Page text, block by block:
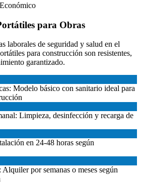
Económico
para Obras
laborales de seguridad y salud en el
para construcción son resistentes,
garantizado.
Modelo básico con sanitario ideal para
Limpieza, desinfección y recarga de
en 24-48 horas según
por semanas o meses según